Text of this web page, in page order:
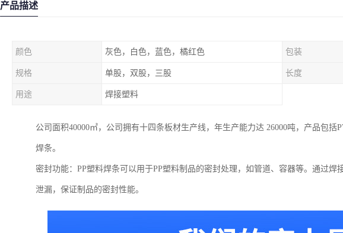
产品描述
颜色 灰色，白色，蓝色，橘红色 包装
规格 单股，双股，三股 长度
用途 焊接塑料
公司面积40000㎡，公司拥有十四条板材生产线，年生产能力达 26000吨，产品包括
焊条。
密封功能：PP塑料焊条可以用于PP塑料制品的密封处理，如管道、容器等。通过
泄漏，保证制品的密封性能。